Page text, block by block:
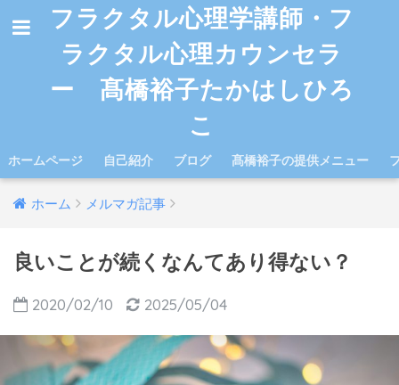
フラクタル心理学講師・フ
ラクタル心理カウンセラ
ー 髙橋裕子たかはしひろ
こ
ホームページ 自己紹介 ブログ 髙橋裕子の提供メニュー
ホーム メルマガ記事
良いことが続くなんてあり得ない？
2020/02/10 2025/05/04